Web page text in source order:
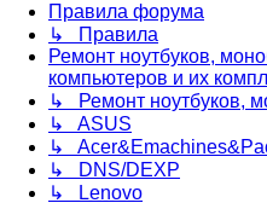
Правила форума
↳ Правила
Ремонт ноутбуков,
компьютеров и их
↳ Ремонт ноутбуков,
↳ ASUS
↳
↳ DNS/DEXP
↳ Lenovo